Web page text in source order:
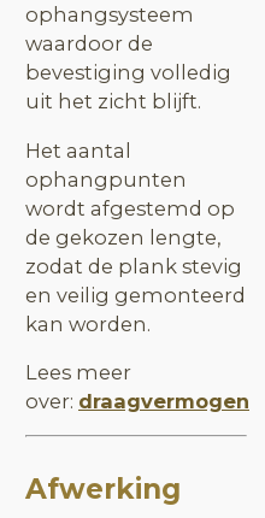
ophangsysteem
waardoor de
bevestiging volledig
uit het zicht blijft.
Het aantal
ophangpunten
wordt afgestemd op
de gekozen lengte,
zodat de plank stevig
en veilig gemonteerd
kan worden.
Lees meer
over: draagvermogen
Afwerking